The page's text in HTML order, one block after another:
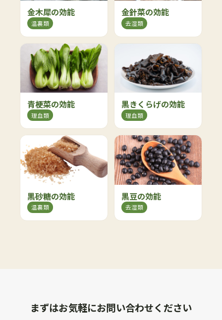
金木犀の効能
温裏類
金針菜の効能
去湿類
青梗菜の効能
理血類
黒きくらげの効能
理血類
黒砂糖の効能
温裏類
黒豆の効能
去湿類
まずはお気軽にお問い合わせください